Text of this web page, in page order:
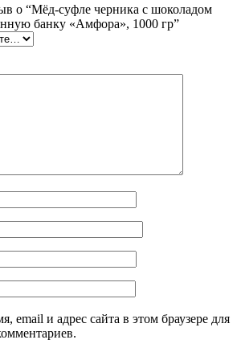
о “Мёд-суфле черника с шоколадом
банку «Амфора», 1000 гр”
email и адрес сайта в этом браузере для